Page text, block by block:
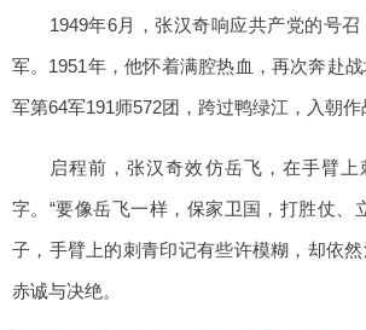
1949年6月，张汉奇响应共产党的号
军。1951年，他怀着满腔热血，再次奔赴
军第64军191师572团，跨过鸭绿江，入朝作
启程前，张汉奇效仿岳飞，在手臂上
字。“要像岳飞一样，保家卫国，打胜仗、
子，手臂上的刺青印记有些许模糊，却依
赤诚与决绝。